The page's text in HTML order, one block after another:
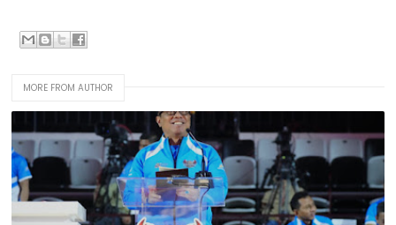
MORE FROM AUTHOR